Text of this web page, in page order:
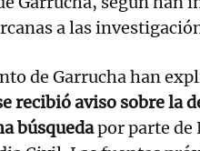
a las
de Garrucha han
recibió aviso sobre la
búsquedapor parte de